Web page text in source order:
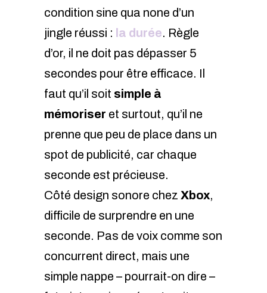
condition sine qua none d’un
jingle réussi : la durée. Règle
d’or, il ne doit pas dépasser 5
secondes pour être efficace. Il
faut qu’il soit simple à
mémoriser et surtout, qu’il ne
prenne que peu de place dans un
spot de publicité, car chaque
seconde est précieuse.
Côté design sonore chez Xbox,
difficile de surprendre en une
seconde. Pas de voix comme son
concurrent direct, mais une
simple nappe – pourrait-on dire –